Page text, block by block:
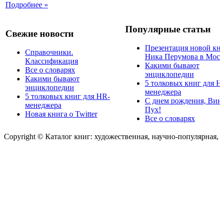
Подробнее »
Свежие новости
Справочники.
Классификация
Все о словарях
Какими бывают
энциклопедии
5 толковых книг для HR-
менеджера
Новая книга о Twitter
Популярные статьи
Презентация новой
Ника Перумова в
Какими бывают
энциклопедии
5 толковых книг для
менеджера
С днем рождения,
Пух!
Все о словарях
Copyright © Каталог книг: художественная, научно-